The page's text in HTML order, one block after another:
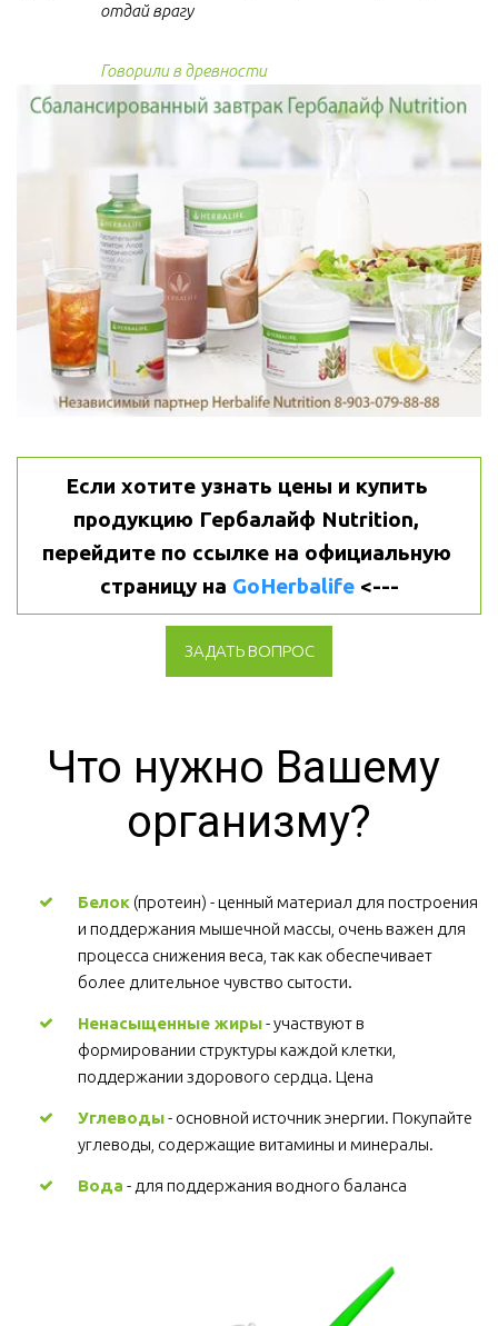
отдай врагу
Говорили в древности
Если хотите узнать цены и купить
продукцию Гербалайф Nutrition,
перейдите по ссылке на официальную
страницу на GoHerbalife <---
ЗАДАТЬ ВОПРОС
Что нужно Вашему
организму?
Белок (протеин) - ценный материал для построения
и поддержания мышечной массы, очень важен для
процесса снижения веса, так как обеспечивает
более длительное чувство сытости.
Ненасыщенные жиры - участвуют в
формировании структуры каждой клетки,
поддержании здорового сердца. Цена
Углеводы - основной источник энергии. Покупайте
углеводы, содержащие витамины и минералы.
Вода - для поддержания водного баланса